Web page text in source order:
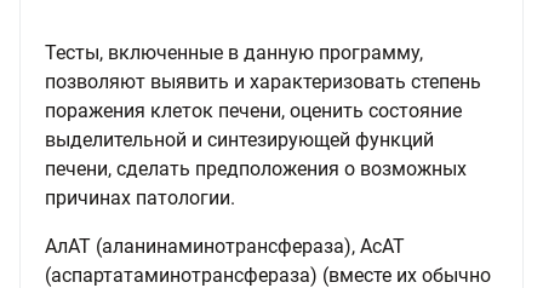
Тесты, включенные в данную программу,
позволяют выявить и характеризовать степень
поражения клеток печени, оценить состояние
выделительной и синтезирующей функций
печени, сделать предположения о возможных
причинах патологии.
АлАТ (аланинаминотрансфераза), АсАТ
(аспартатаминотрансфераза) (вместе их обычно